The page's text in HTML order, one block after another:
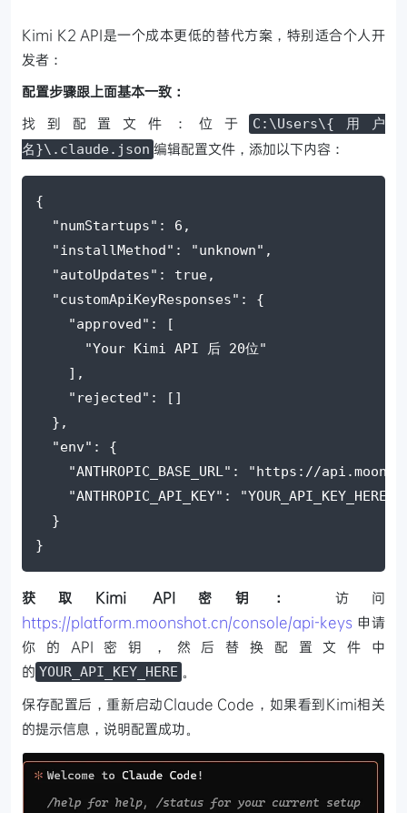
Kimi K2 API是一个成本更低的替代方案，特别适合个人开
发者：
配置步骤跟上面基本一致：
找到配置文件：位于
C:\Users\{用户
名}\.claude.json 编辑配置文件，添加以下内容：
{
"numStartups" : 6 ,
"installMethod" : "unknown" ,
"autoUpdates" : true,
"customApiKeyResponses" : {
"approved" : [
"Your Kimi API 后 20位"
],
"rejected" : []
  },
"env" : {
"ANTHROPIC_BASE_URL" :
"https://
"ANTHROPIC_API_KEY" :
"YOUR_API_KEY_HERE"
  }
}
获取Kimi API密钥：
访问
https://platform.moonshot.cn/console/api-keys 申请
你的API密钥，然后替换配置文件中
的 YOUR_API_KEY_HERE 。
保存配置后，重新启动Claude Code，如果看到Kimi相关
的提示信息，说明配置成功。